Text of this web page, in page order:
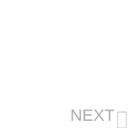
NEXT